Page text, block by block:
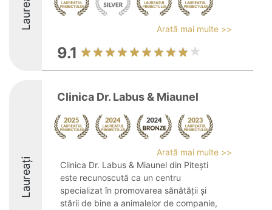
Laureați Arată mai multe >>
9.1
Laureați
Clinica Dr. Labus & Miaunel
Arată mai multe >>
Clinica Dr. Labus & Miaunel din Pitești
este recunoscută ca un centru
specializat în promovarea sănătății și
stării de bine a animalelor de companie,